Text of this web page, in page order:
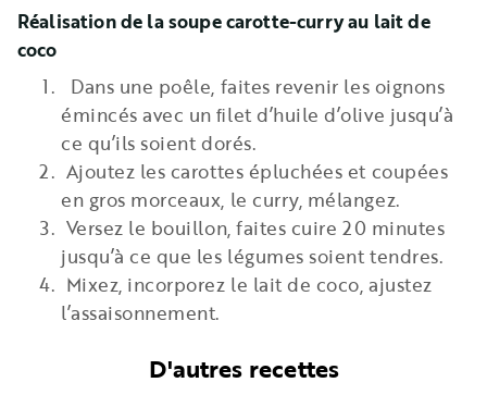
Réalisation de la soupe carotte-curry au lait de
coco
Dans une poêle, faites revenir les oignons
émincés avec un ﬁlet d’huile d’olive jusqu’à
ce qu’ils soient dorés.
Ajoutez les carottes épluchées et coupées
en gros morceaux, le curry, mélangez.
Versez le bouillon, faites cuire 20 minutes
jusqu’à ce que les légumes soient tendres.
Mixez, incorporez le lait de coco, ajustez
l’assaisonnement.
D'autres recettes